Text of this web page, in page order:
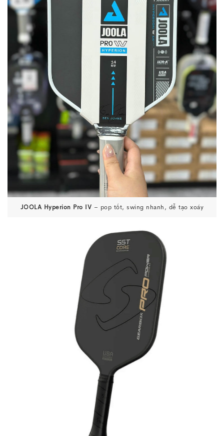
JOOLA Hyperion Pro IV – pop tốt, swing nhanh, dễ tạo xoáy